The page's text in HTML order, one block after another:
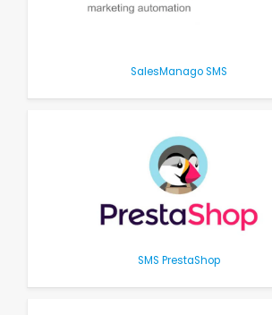
SalesManago SMS
SMS PrestaShop